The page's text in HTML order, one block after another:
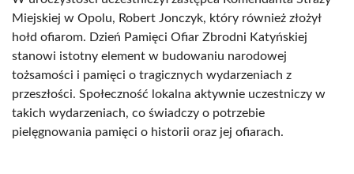
Miejskiej w Opolu, Robert Jonczyk, który również złożył
hołd ofiarom. Dzień Pamięci Ofiar Zbrodni Katyńskiej
stanowi istotny element w budowaniu narodowej
tożsamości i pamięci o tragicznych wydarzeniach z
przeszłości. Społeczność lokalna aktywnie uczestniczy w
takich wydarzeniach, co świadczy o potrzebie
pielęgnowania pamięci o historii oraz jej ofiarach.